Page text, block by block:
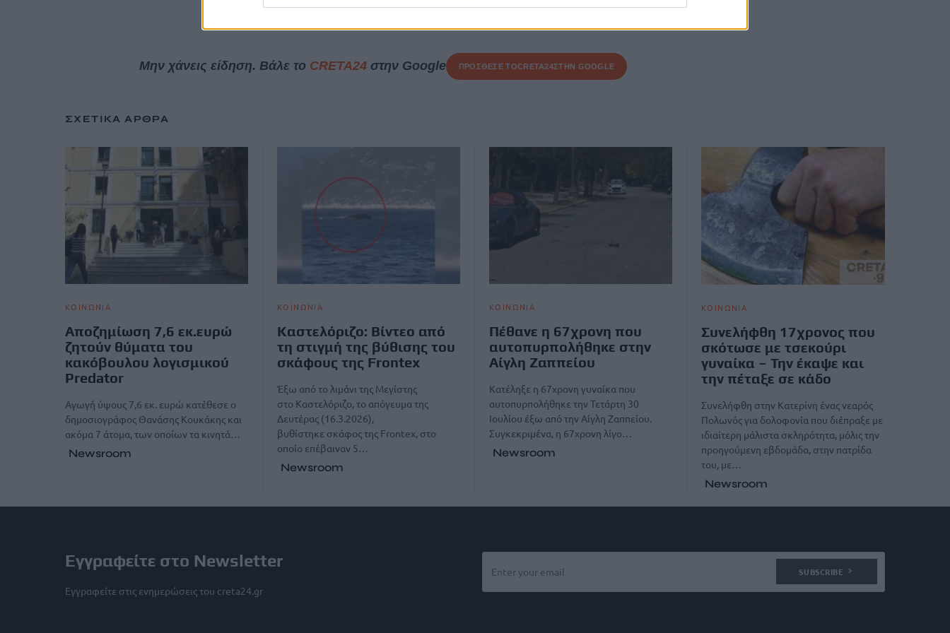
Μην χάνεις είδηση. Βάλε το CRETA24στην Google ΠΡΟΣΘΕΣΕ ΤΟCRETA24ΣΤΗΝ GOOGLE
ΣΧΕΤΙΚΆ ΆΡΘΡΑ
ΚΟΙΝΩΝΙΑ
Αποζημίωση 7,6 εκ.ευρώ
ζητούν θύματα του
κακόβουλου λογισμικού
Predator
Αγωγή ύψους 7,6 εκ. ευρώ κατέθεσε ο
δημοσιογράφος Θανάσης Κουκάκης και
ακόμα 7 άτομα, των οποίων τα κινητά…
Newsroom
ΚΟΙΝΩΝΙΑ
Καστελόριζο: Βίντεο από
τη στιγμή της βύθισης του
σκάφους της Frontex
Έξω από το λιμάνι της Μεγίστης
στο Καστελόριζο, το απόγευμα της
Δευτέρας (16.3.2026),
βυθίστηκε σκάφος της Frontex, στο
οποίο επέβαιναν 5…
Newsroom
ΚΟΙΝΩΝΙΑ
Πέθανε η 67χρονη που
αυτοπυρπολήθηκε στην
Αίγλη Ζαππείου
Κατέληξε η 67χρονη γυναίκα που
αυτοπυρπολήθηκε την Τετάρτη 30
Ιουλίου έξω από την Αίγλη Ζαππείου.
Συγκεκριμένα, η 67χρονη λίγο…
Newsroom
ΚΟΙΝΩΝΙΑ
Συνελήφθη 17χρονος που
σκότωσε με τσεκούρι
γυναίκα – Την έκαψε και
την πέταξε σε κάδο
Συνελήφθη στην Κατερίνη ένας νεαρός
Πολωνός για δολοφονία που διέπραξε με
ιδιαίτερη μάλιστα σκληρότητα, μόλις την
προηγούμενη εβδομάδα, στην πατρίδα
του, με…
Newsroom
Εγγραφείτε στο Newsletter
Εγγραφείτε στις ενημερώσεις του creta24.gr
SUBSCRIBE